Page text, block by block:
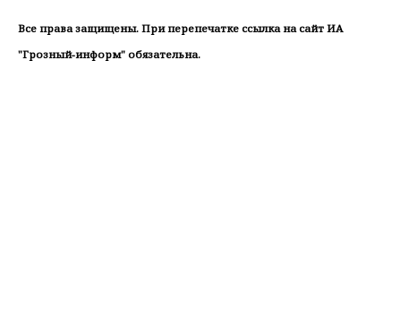
Все права защищены. При перепечатке ссылка на сайт ИА
"Грозный-информ" обязательна.